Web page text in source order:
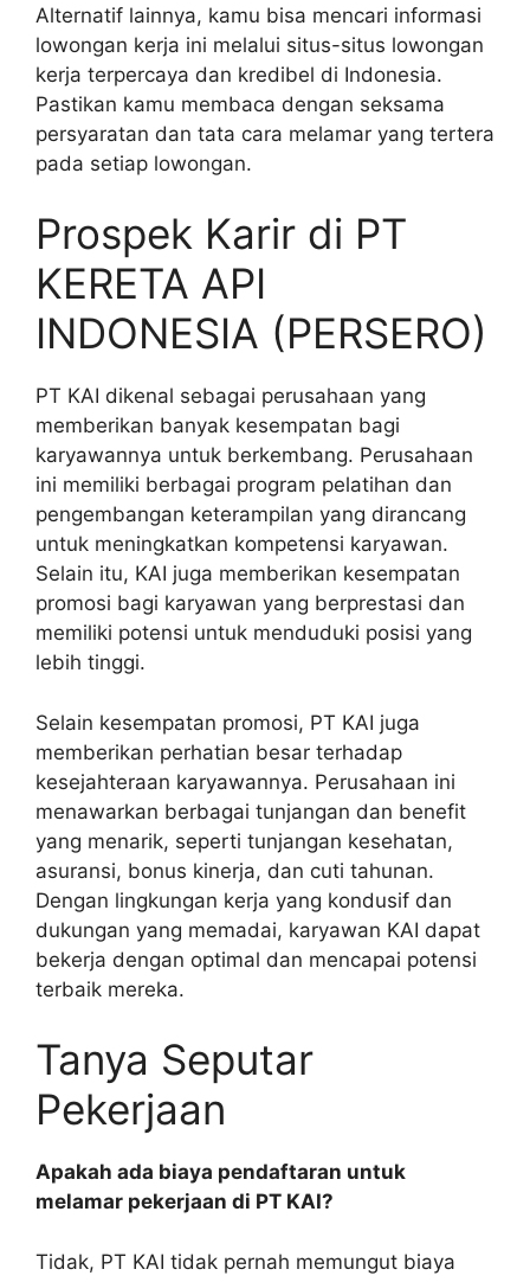
Alternatif lainnya, kamu bisa mencari informasi
lowongan kerja ini melalui situs-situs lowongan
kerja terpercaya dan kredibel di Indonesia.
Pastikan kamu membaca dengan seksama
persyaratan dan tata cara melamar yang tertera
pada setiap lowongan.
Prospek Karir di PT
KERETA API
INDONESIA (PERSERO)
PT KAI dikenal sebagai perusahaan yang
memberikan banyak kesempatan bagi
karyawannya untuk berkembang. Perusahaan
ini memiliki berbagai program pelatihan dan
pengembangan keterampilan yang dirancang
untuk meningkatkan kompetensi karyawan.
Selain itu, KAI juga memberikan kesempatan
promosi bagi karyawan yang berprestasi dan
memiliki potensi untuk menduduki posisi yang
lebih tinggi.
Selain kesempatan promosi, PT KAI juga
memberikan perhatian besar terhadap
kesejahteraan karyawannya. Perusahaan ini
menawarkan berbagai tunjangan dan benefit
yang menarik, seperti tunjangan kesehatan,
asuransi, bonus kinerja, dan cuti tahunan.
Dengan lingkungan kerja yang kondusif dan
dukungan yang memadai, karyawan KAI dapat
bekerja dengan optimal dan mencapai potensi
terbaik mereka.
Tanya Seputar
Pekerjaan
Apakah ada biaya pendaftaran untuk
melamar pekerjaan di PT KAI?
Tidak, PT KAI tidak pernah memungut biaya